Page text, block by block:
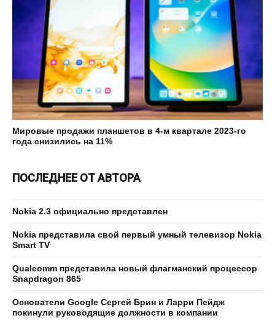
Мировые продажи планшетов в 4-м квартале 2023-го
года снизились на 11%
ПОСЛЕДНЕЕ ОТ АВТОРА
Nokia 2.3 официально представлен
Nokia представила свой первый умный телевизор Nokia
Smart TV
Qualcomm представила новый флагманский процессор
Snapdragon 865
Основатели Google Сергей Брин и Ларри Пейдж
покинули руководящие должности в компании